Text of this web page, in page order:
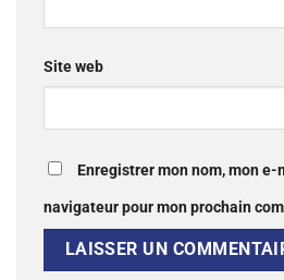
Site web
Enregistrer mon nom, mon
navigateur pour mon prochain